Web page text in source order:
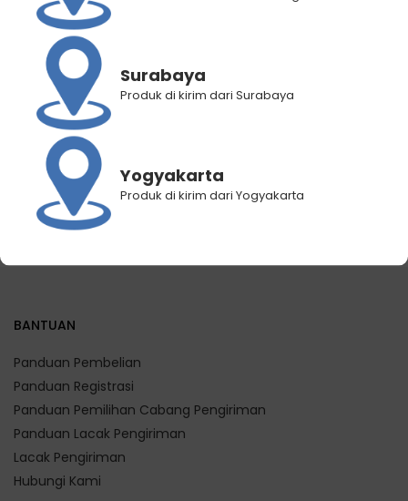
Paket 3 Karton ViCA 600mL
isi 72 botol
Rp142.500
BANTUAN
Panduan Pembelian
Panduan Registrasi
Panduan Pemilihan Cabang Pengiriman
Panduan Lacak Pengiriman
Lacak Pengiriman
Hubungi Kami
Surabaya
Produk di kirim dari Surabaya
Yogyakarta
Produk di kirim dari Yogyakarta